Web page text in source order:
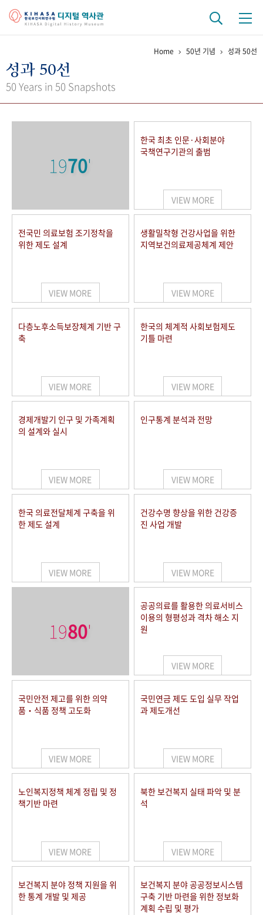
걸어온 길 기관 변천사
키워드로 보는 연구 역사
연구자들
사진 아카이브 문서 기록물 행정박물 영상 기록물
50+1 주년 기념
세계와 함께 한 KIHASA
VR 역사관
Home 50년 기념 성과 50선
성과 50선
50 Years in 50 Snapshots
1970'
한국 최초 인문·사회분야
국책연구기관의 출범
VIEW MORE
전국민 의료보험 조기정착을
위한 제도 설계
VIEW MORE
생활밀착형 건강사업을 위한
지역보건의료제공체계 제안
VIEW MORE
다층노후소득보장체계 기반 구
축
VIEW MORE
한국의 체계적 사회보험제도
기틀 마련
VIEW MORE
경제개발기 인구 및 가족계획
의 설계와 실시
VIEW MORE
인구통계 분석과 전망
VIEW MORE
한국 의료전달체계 구축을 위
한 제도 설계
VIEW MORE
건강수명 향상을 위한 건강증
진 사업 개발
VIEW MORE
1980'
공공의료를 활용한 의료서비스
이용의 형평성과 격차 해소 지
원
VIEW MORE
국민안전 제고를 위한 의약
품‧식품 정책 고도화
VIEW MORE
국민연금 제도 도입 실무 작업
과 제도개선
VIEW MORE
노인복지정책 체계 정립 및 정
책기반 마련
VIEW MORE
북한 보건복지 실태 파악 및 분
석
VIEW MORE
보건복지 분야 정책 지원을 위
한 통계 개발 및 제공
보건복지 분야 공공정보시스템
구축 기반 마련을 위한 정보화
계획 수립 및 평가